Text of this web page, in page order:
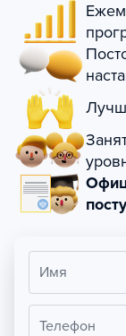
Имя
Телефон